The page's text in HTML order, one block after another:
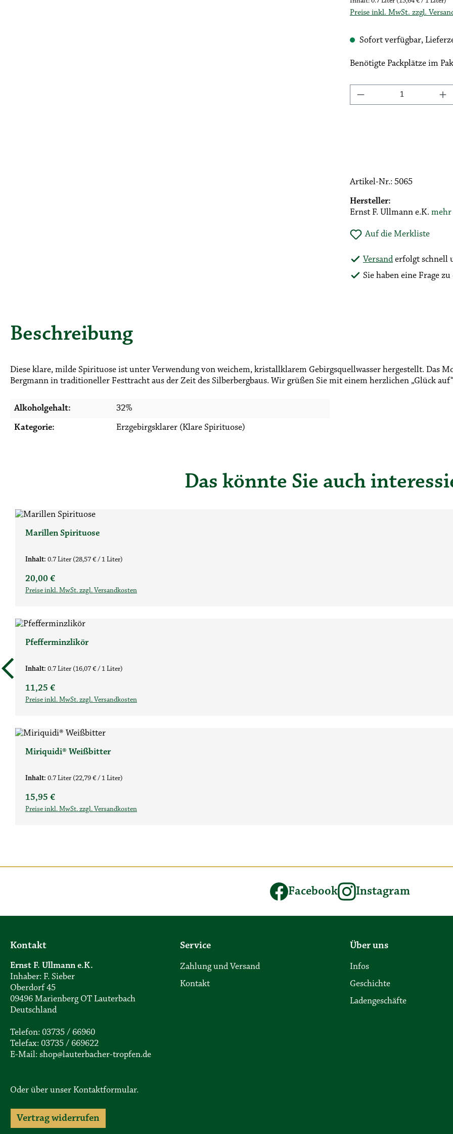
Preise inkl. MwSt. zzgl.
Sofort verfügbar,
Benötigte Packplätze im
Produkt Anzahl:
Artikel-Nr.: 5065
Hersteller:
Ernst F. Ullmann e.K. mehr
Auf die Merkliste
Versand erfolgt schnell
Sie haben eine Frage
Beschreibung
Diese klare, milde Spirituose ist unter Verwendung von weichem, kristallklarem Gebirgsquellwasser hergestellt. Das
Bergmann in traditioneller Festtracht aus der Zeit des Silberbergbaus. Wir grüßen Sie mit einem herzlichen „Glück
Alkoholgehalt: 32%
Kategorie: Erzgebirgsklarer (Klare Spirituose)
Das könnte Sie auch
Produktgalerie überspringen
Marillen Spirituose
Inhalt: 0.7 Liter (28,57 € / 1 Liter)
Regulärer Preis:
20,00 €
Preise inkl. MwSt. zzgl. Versandkosten
Pfefferminzlikör
Inhalt: 0.7 Liter (16,07 € / 1 Liter)
Regulärer Preis:
11,25 €
Preise inkl. MwSt. zzgl. Versandkosten
Miriquidi® Weißbitter
Inhalt: 0.7 Liter (22,79 € / 1 Liter)
Regulärer Preis:
15,95 €
Preise inkl. MwSt. zzgl. Versandkosten
Facebook Instagram
Kontakt
Ernst F. Ullmann e.K.
Inhaber: F. Sieber
Oberdorf 45
09496 Marienberg OT Lauterbach
Deutschland
Telefon: 03735 / 66960
Telefax: 03735 / 669622
E-Mail: shop@lauterbacher-tropfen.de
Oder über unser Kontaktformular.
Vertrag widerrufen
Service
Zahlung und Versand
Kontakt
Über uns
Infos
Geschichte
Ladengeschäfte